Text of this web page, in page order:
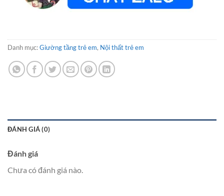
Danh mục:Giường tầng trẻ em, Nội thất trẻ em
ĐÁNH GIÁ (0)
Đánh giá
Chưa có đánh giá nào.